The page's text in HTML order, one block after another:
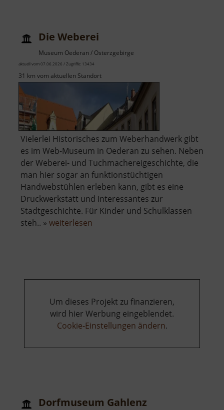
Die Weberei
Museum Oederan / Osterzgebirge
aktuell vom 07.06.2026 / Zugriffe: 13434
31 km vom aktuellen Standort
Vielerlei Historisches zum Weberhandwerk gibt
es im Web-Museum in Oederan zu sehen. Neben
der Weberei- und Tuchmachereigeschichte, die
man hier sogar an funktionstüchtigen
Handwebstühlen erleben kann, gibt es eine
Druckwerkstatt und Interessantes zur
Stadtgeschichte. Für Kinder und Schulklassen
steh.. » weiterlesen
Um dieses Projekt zu finanzieren,
wird hier Werbung eingeblendet.
Cookie-Einstellungen ändern.
Dorfmuseum Gahlenz